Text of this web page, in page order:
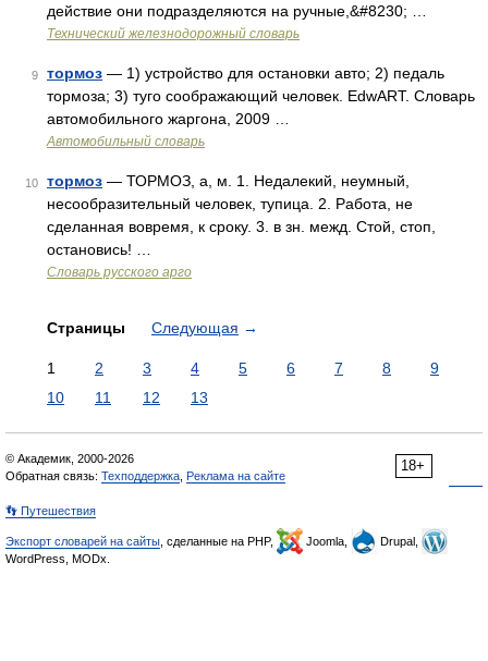
действие они подразделяются на ручные,&#8230; …
Технический железнодорожный словарь
9 тормоз — 1) устройство для остановки авто; 2) педаль
тормоза; 3) туго соображающий человек. EdwART. Словарь
автомобильного жаргона, 2009 …
Автомобильный словарь
10 тормоз — ТОРМОЗ, а, м. 1. Недалекий, неумный,
несообразительный человек, тупица. 2. Работа, не
сделанная вовремя, к сроку. 3. в зн. межд. Стой, стоп,
остановись! …
Словарь русского арго
Страницы Следующая →
1 2 3 4 5 6 7 8
9
10
11 12 13
18+
© Академик, 2000-2026
Обратная связь: Техподдержка Реклама на сайте
👣 Путешествия
Экспорт словарей на сайты , сделанные на PHP, Joomla,
Drupal,
WordPress, MODx.